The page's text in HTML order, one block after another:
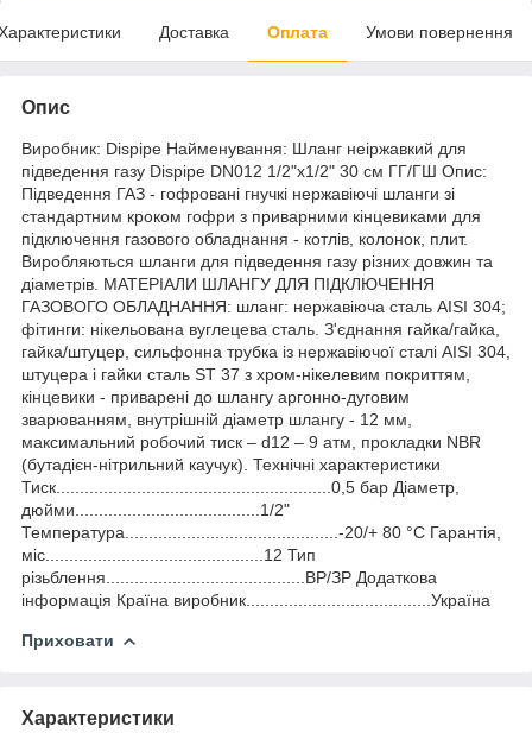
Доставка Оплата Умови повернення
Опис
Виробник: Dispipe Найменування: Шланг неіржавкий для
підведення газу Dispipe DN012 1/2"х1/2" 30 см ГГ/ГШ Опис:
Підведення ГАЗ - гофровані гнучкі нержавіючі шланги зі
стандартним кроком гофри з приварними кінцевиками для
підключення газового обладнання - котлів, колонок, плит.
Виробляються шланги для підведення газу різних довжин та
діаметрів. МАТЕРІАЛИ ШЛАНГУ ДЛЯ ПІДКЛЮЧЕННЯ
ГАЗОВОГО ОБЛАДНАННЯ: шланг: нержавіюча сталь AISI 304;
фітинги: нікельована вуглецева сталь. З'єднання гайка/гайка,
гайка/штуцер, сильфонна трубка із нержавіючої сталі AISI 304,
штуцера і гайки сталь ST 37 з хром-нікелевим покриттям,
кінцевики - приварені до шлангу аргонно-дуговим
зварюванням, внутрішній діаметр шлангу - 12 мм,
максимальний робочий тиск – d12 – 9 атм, прокладки NBR
(бутадієн-нітрильний каучук). Технічні характеристики
Тиск..........................................................0,5 бар Діаметр,
дюйми.......................................1/2"
Температура.............................................-20/+ 80 °С Гарантія,
міс..............................................12 Тип
різьблення..........................................ВР/ЗР Додаткова
інформація Країна виробник.......................................Україна
Приховати
Характеристики